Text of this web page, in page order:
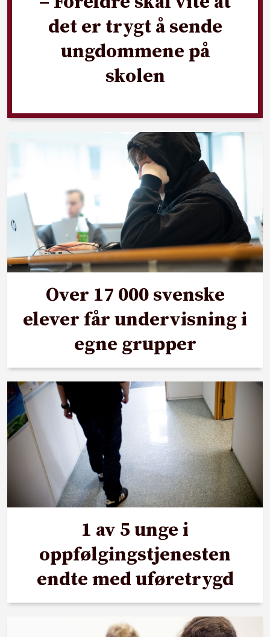
det er trygt å sende
ungdommene på
skolen
Over 17 000 svenske
elever får undervisning i
egne grupper
1 av 5 unge i
oppfølgingstjenesten
endte med uføretrygd